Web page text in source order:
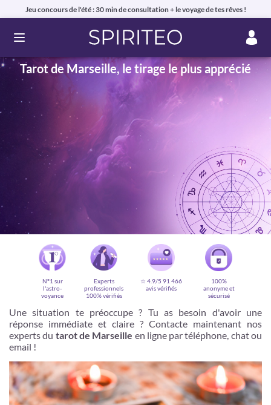
Jeu concours de l'été : 30 min de consultation + le voyage de tes rêves !
Ouvrir le menu
Tarot de Marseille, le tirage le plus apprécié
Voyance privée en ligne par téléphone, chat ou mail
99% de clients satisfaits, avis authentiques !
N°1 sur
l'astro-
voyance
Experts
professionnels
100% vérifiés
☆ 4.9/5 91 466
avis vérifiés
100%
anonyme et
sécurisé
Une situation te préoccupe ? Tu as besoin d'avoir une
réponse immédiate et claire ? Contacte maintenant nos
experts du tarot de Marseille en ligne par téléphone, chat ou
email !